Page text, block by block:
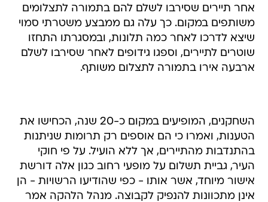
אחר תיירים שסירבו לשלם להם בתמורה לתצלומים
משותפים במקום. כך עלה גם ממבצע משטרתי סמוי
שיצא לדרכו לאחר כמה תלונות, ובמסגרתו התחזו
שוטרים לתיירים, וספגו גידופים לאחר שסירבו לשלם
ארבעה אירו בתמורה לתצלום משותף.
השחקנים, המופיעים במקום כ-20 שנה, הכחישו את
הטענות, ואמרו כי הם אוספים רק תרומות שניתנות
בהתנדבות מהתיירים, אך ללא הועיל. על פי חוקי
העיר, גביית תשלום על מופעי רחוב כגון אלה דורשת
אישור מיוחד, אשר אותו - כפי שהודיעו הרשויות - הן
אינן מתכוונות להנפיק לקבוצה. מנהל הלהקה אמר